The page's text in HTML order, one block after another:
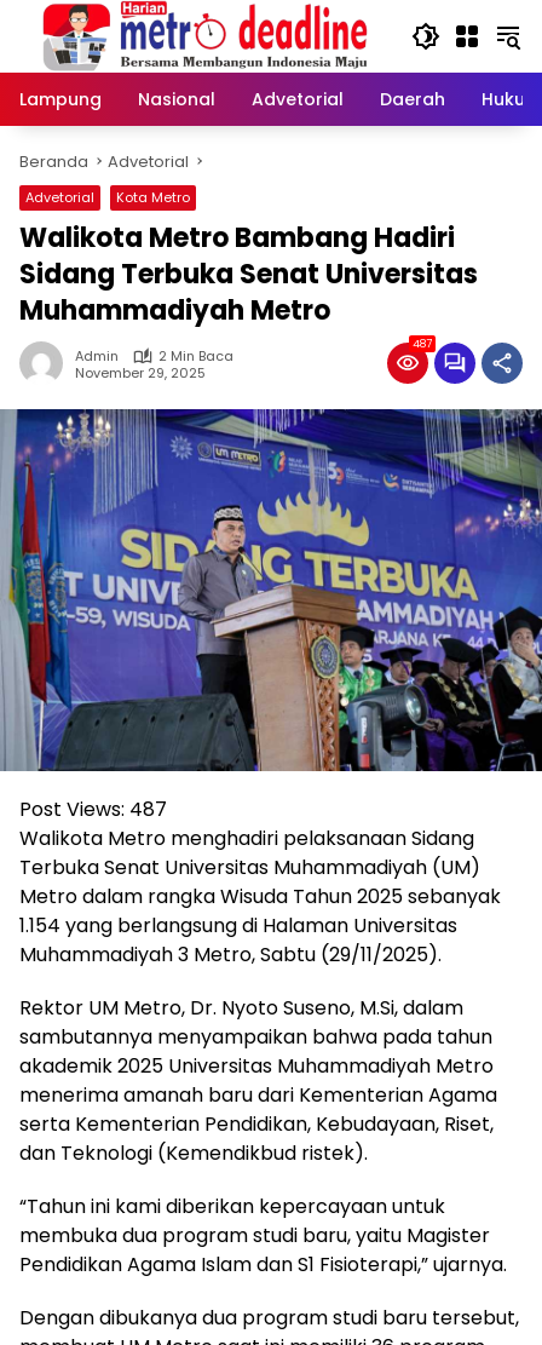
Langsung
konten
Lampung
Nasional Advetorial Daerah Hukum
Beranda Advetorial
Advetorial Kota Metro
Walikota Metro Bambang Hadiri
Sidang Terbuka Senat Universitas
Muhammadiyah Metro
Admin
2 Min Baca
November 29, 2025
487
Post Views: 487
Walikota Metro menghadiri pelaksanaan Sidang
Terbuka Senat Universitas Muhammadiyah (UM)
Metro dalam rangka Wisuda Tahun 2025 sebanyak
1.154 yang berlangsung di Halaman Universitas
Muhammadiyah 3 Metro, Sabtu (29/11/2025).
Rektor UM Metro, Dr. Nyoto Suseno, M.Si, dalam
sambutannya menyampaikan bahwa pada tahun
akademik 2025 Universitas Muhammadiyah Metro
menerima amanah baru dari Kementerian Agama
serta Kementerian Pendidikan, Kebudayaan, Riset,
dan Teknologi (Kemendikbud ristek).
“Tahun ini kami diberikan kepercayaan untuk
membuka dua program studi baru, yaitu Magister
Pendidikan Agama Islam dan S1 Fisioterapi,” ujarnya.
Dengan dibukanya dua program studi baru tersebut,